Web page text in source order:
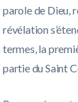
parole de Dieu,
révélation
termes, la
partie du Saint